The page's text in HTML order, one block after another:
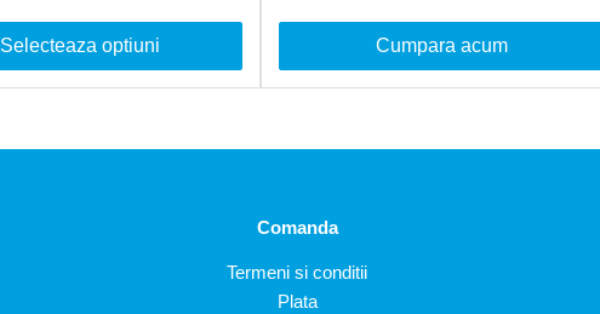
Selecteaza optiuni Cumpara acum
Comanda
Termeni si conditii
Plata